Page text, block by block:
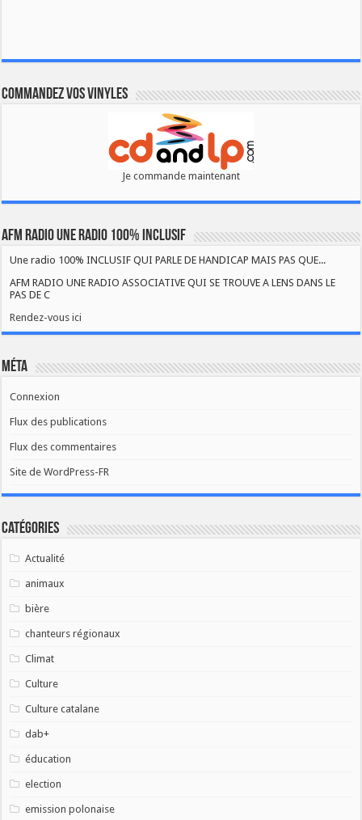
Commandez vos vinyles
Je commande maintenant
AFM RADIO UNE RADIO 100% INCLUSIF
Une radio 100% INCLUSIF QUI PARLE DE HANDICAP MAIS PAS QUE...
AFM RADIO UNE RADIO ASSOCIATIVE QUI SE TROUVE A LENS DANS LE
PAS DE C
Rendez-vous ici
Méta
Connexion
Flux des publications
Flux des commentaires
Site de WordPress-FR
Catégories
Actualité
animaux
bière
chanteurs régionaux
Climat
Culture
Culture catalane
dab+
éducation
election
emission polonaise